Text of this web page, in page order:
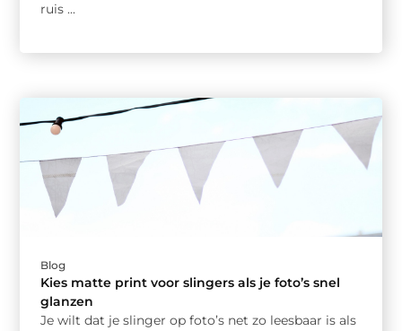
ruis ...
Blog
Kies matte print voor slingers als je foto’s snel
glanzen
Je wilt dat je slinger op foto’s net zo leesbaar is als